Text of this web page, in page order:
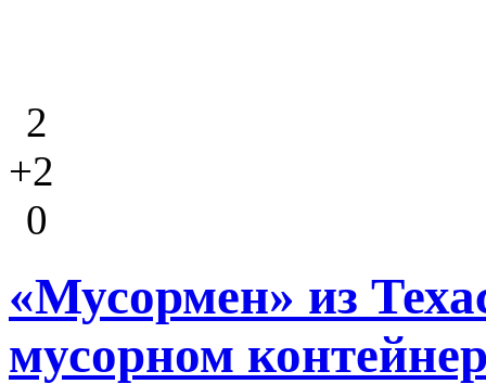
2
+2
0
«Мусормен» из
мусорном